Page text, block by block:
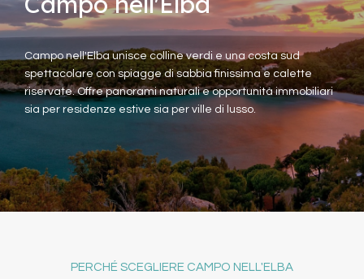
Campo nell'Elba unisce colline verdi e una costa sud
spettacolare con spiagge di sabbia finissima e calette
riservate. Offre panorami naturali e opportunità immobiliari
sia per residenze estive sia per ville di lusso.
PERCHÉ SCEGLIERE CAMPO NELL'ELBA